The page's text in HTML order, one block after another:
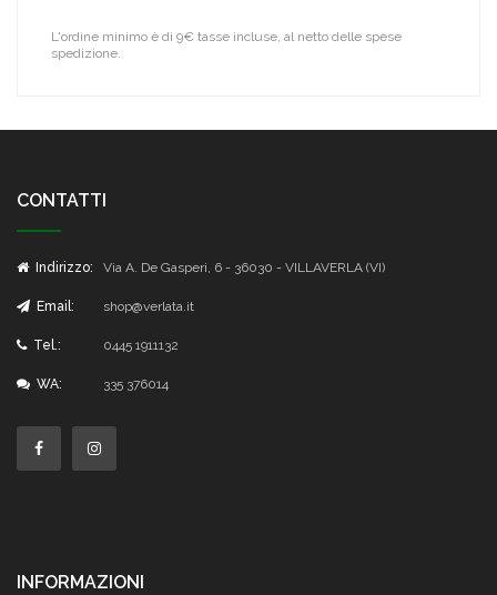
L'ordine minimo è di 9€ tasse incluse, al netto delle spese
spedizione.
CONTATTI
Indirizzo: Via A. De Gasperi, 6 - 36030 - VILLAVERLA (VI)
Email: shop@verlata.it
Tel.: 0445 1911132
WA: 335 376014
INFORMAZIONI